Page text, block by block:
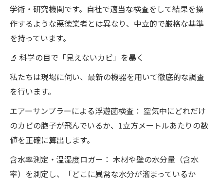
学術・研究機関です。自社で適当な検査をして結果を操
作するような悪徳業者とは異なり、中立的で厳格な基準
を持っています。
🔬 科学の目で「見えないカビ」を暴く
私たちは現場に伺い、最新の機器を用いて徹底的な調査
を行います。
エアーサンプラーによる浮遊菌検査： 空気中にどれだけ
のカビの胞子が飛んでいるか、1立方メートルあたりの数
値を正確に算出します。
含水率測定・温湿度ロガー： 木材や壁の水分量（含水
率）を測定し、「どこに異常な水分が溜まっているか